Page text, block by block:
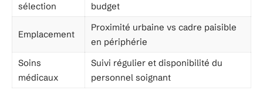
sélection
budget
Emplacement
Proximité urbaine vs cadre paisible
en périphérie
Soins
médicaux
Suivi régulier et disponibilité du
personnel soignant